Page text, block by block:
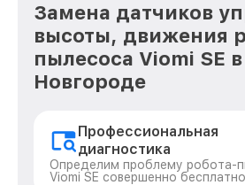
Замена датчиков
высоты, движения
пылесоса Viomi SE
Новгороде
Профессиональная
диагностика
Определим проблему робота-
Viomi SE совершенно